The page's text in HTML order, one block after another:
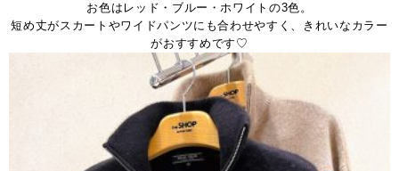
お色はレッド・ブルー・ホワイトの3色。
短め丈がスカートやワイドパンツにも合わせやすく、きれいなカラー
がおすすめです♡